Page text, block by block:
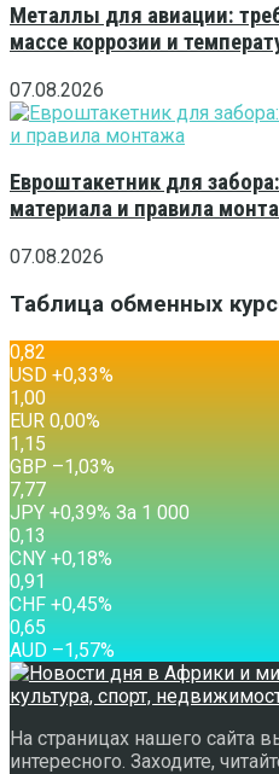
Металлы для авиации:
массе коррозии и
07.08.2026
Евроштакетник для
материала и правила
07.08.2026
Таблица обменных
0,82
USD +0,33%
1,00
EUR 0,00%
1,15
GBP –1,03%
7,77
JPY +0,39% За 1 000
0,13
CNY +0,18%
0,91
CHF +0,45%
0,65
AUD –1,57%
На страницах нашего сайта
интересного. Заходите,